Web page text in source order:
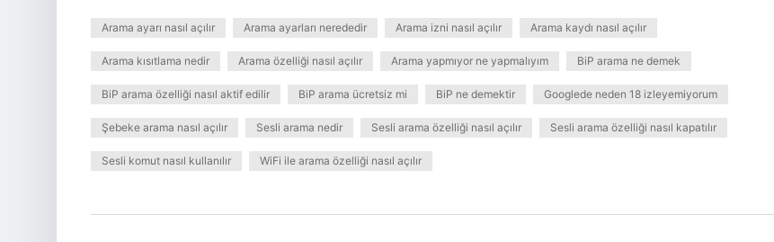
Arama ayarı nasıl açılır Arama ayarları nerededir Arama izni nasıl açılır Arama kaydı nasıl açılır
Arama kısıtlama nedir Arama özelliği nasıl açılır Arama yapmıyor ne yapmalıyım BiP arama ne demek
BiP arama özelliği nasıl aktif edilir BiP arama ücretsiz mi BiP ne demektir Googlede neden 18 izleyemiyorum
Şebeke arama nasıl açılır Sesli arama nedir Sesli arama özelliği nasıl açılır Sesli arama özelliği nasıl kapatılır
Sesli komut nasıl kullanılır WiFi ile arama özelliği nasıl açılır